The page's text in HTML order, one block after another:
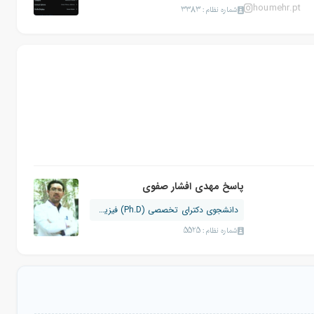
شماره نظام: 3383 houmehr.pt
پاسخ مهدی افشار صفوی
دانشجوی دکترای تخصصی (Ph.D) فیزیوتراپی
شماره نظام: 5525